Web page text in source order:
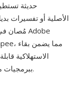
العملية نقطة قوة أخرى: فدعم صيغة KDC مُصان في Adobe
ببرمجيات معاصرة بعد توقف إنتاج الأجهزة بفترة طويلة.